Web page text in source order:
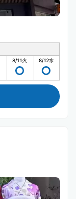
8/11火 8/12水